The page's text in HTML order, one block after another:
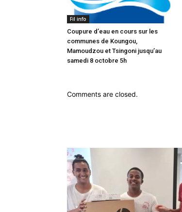
Fil info
Coupure d’eau en cours sur les
communes de Koungou,
Mamoudzou et Tsingoni jusqu’au
samedi 8 octobre 5h
Comments are closed.